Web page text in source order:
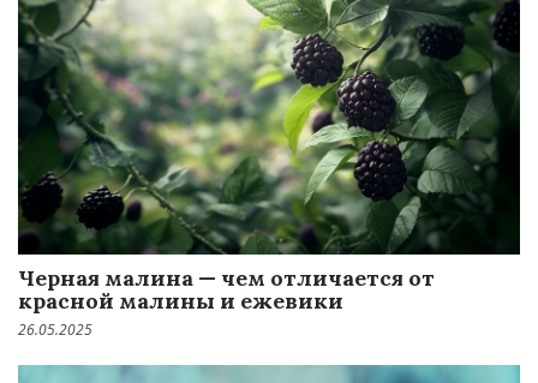
Черная малина — чем отличается от
красной малины и ежевики
26.05.2025